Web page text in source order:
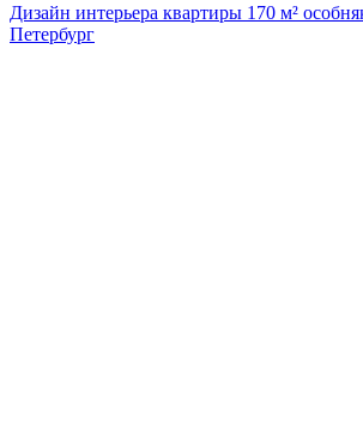
Дизайн интерьера квартиры 170 м²
Петербург